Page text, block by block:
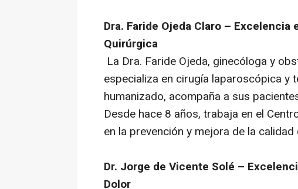
Dra. Faride Ojeda Claro –
Quirúrgica
La Dra. Faride Ojeda, ginecóloga y
especializa en cirugía laparoscópica y
humanizado, acompaña a sus
Desde hace 8 años, trabaja en el
en la prevención y mejora de la
Dr. Jorge de Vicente Solé –
Dolor